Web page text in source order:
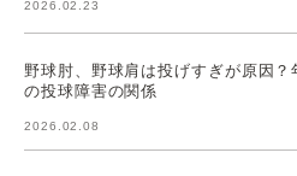
2026.02.23
野球肘、野球肩は投げすぎが原因
の投球障害の関係
2026.02.08